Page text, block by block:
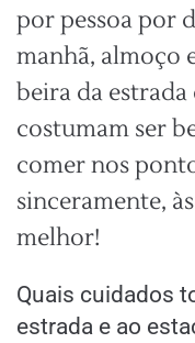
por pessoa por
manhã, almoço
beira da
costumam ser
comer nos
sinceramente,
melhor!
Quais cuidados
estrada e ao